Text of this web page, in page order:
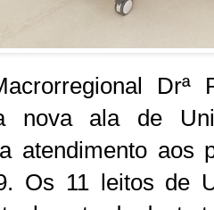
Drª
nova ala de
atendimento aos
Os 11 leitos de